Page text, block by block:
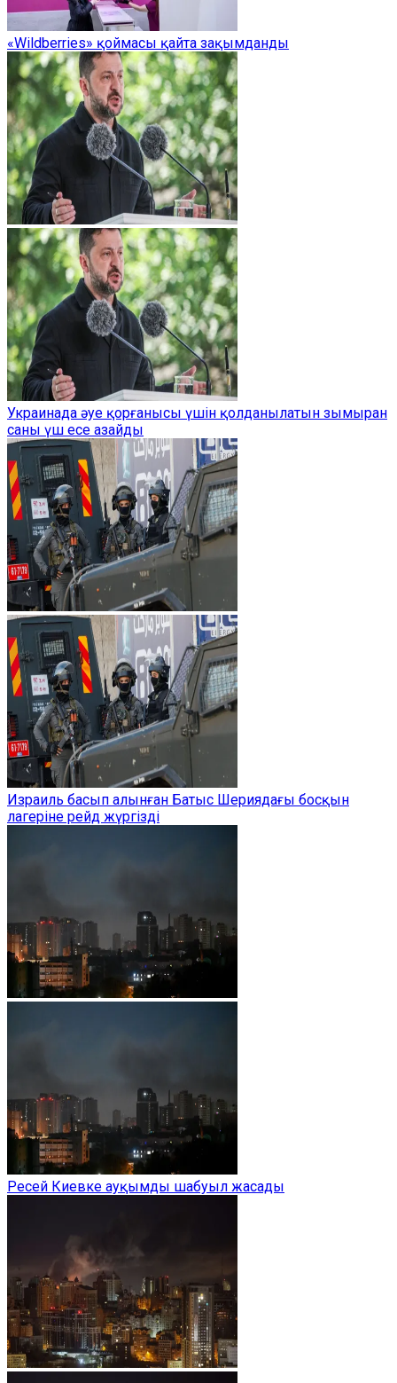
«Wildberries» қоймасы қайта зақымданды
Украинада әуе қорғанысы үшін қолданылатын зымыран
саны үш есе азайды
Израиль басып алынған Батыс Шериядағы босқын
лагеріне рейд жүргізді
Ресей Киевке ауқымды шабуыл жасады